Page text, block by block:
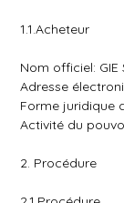
1.1.Acheteur
Nom officiel:
Adresse
Forme juridique
Activité du
2. Procédure